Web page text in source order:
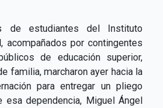
de estudiantes del Instituto
acompañados por contingentes
de educación superior,
familia, marcharon ayer hacia la
para entregar un pliego
dependencia, Miguel Ángel